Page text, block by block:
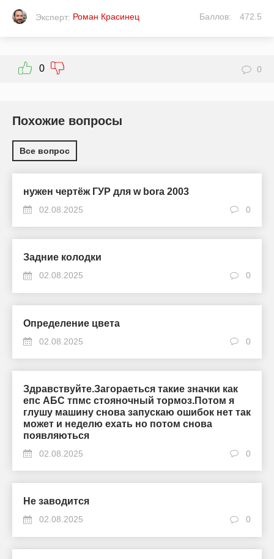
Эксперт: Роман Красинец Баллов: 472.5
0 0
Похожие вопросы
Все вопрос
нужен чертёж ГУР для w bora 2003
02.08.2025 0
Задние колодки
02.08.2025 0
Определение цвета
02.08.2025 0
Здравствуйте.Загораеться такие значки как
епс АБС тпмс стояночный тормоз.Потом я
глушу машину снова запускаю ошибок нет так
может и неделю ехать но потом снова
появляються
02.08.2025 0
Не заводится
02.08.2025 0